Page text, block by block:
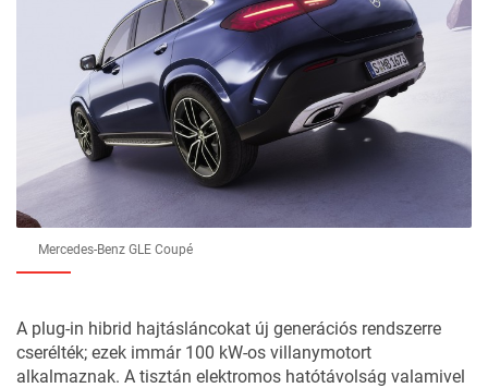
Mercedes-Benz GLE Coupé
A plug-in hibrid hajtásláncokat új generációs rendszerre
cserélték; ezek immár 100 kW-os villanymotort
alkalmaznak. A tisztán elektromos hatótávolság valamivel